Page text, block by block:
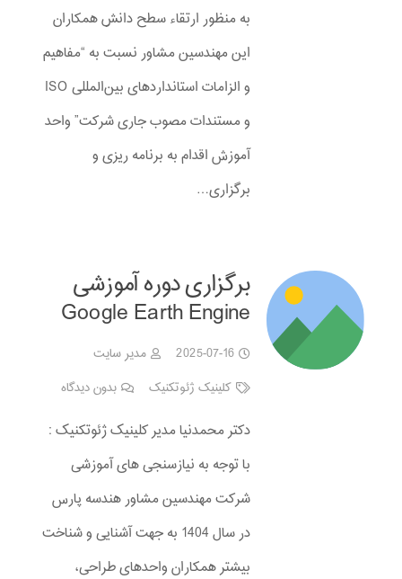
به منظور ارتقاء سطح دانش همکاران
این مهندسین مشاور نسبت به “مفاهیم
و الزامات استانداردهای بین‌المللی ISO
و مستندات مصوب جاری شرکت” واحد
آموزش اقدام به برنامه ریزی و
برگزاری…
برگزاری دوره آموزشی
Google Earth Engine
2025-07-16
مدیر سایت
کلینیک ژئوتکنیک
بدون دیدگاه
دکتر محمدنیا مدیر کلینیک ژئوتکنیک :
با توجه به نیازسنجی های آموزشی
شرکت مهندسین مشاور هندسه پارس
در سال 1404 به جهت آشنایی و شناخت
بیشتر همکاران واحدهای طراحی،